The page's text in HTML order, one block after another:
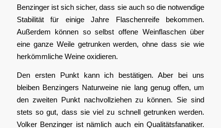
Benzinger ist sich sicher, dass sie auch so die notwendige
Stabilität für einige Jahre Flaschenreife bekommen.
Außerdem können so selbst offene Weinflaschen über
eine ganze Weile getrunken werden, ohne dass sie wie
herkömmliche Weine oxidieren.
Den ersten Punkt kann ich bestätigen. Aber bei uns
bleiben Benzingers Naturweine nie lang genug offen, um
den zweiten Punkt nachvollziehen zu können. Sie sind
stets so gut, dass sie viel zu schnell getrunken werden.
Volker Benzinger ist nämlich auch ein Qualitätsfanatiker.